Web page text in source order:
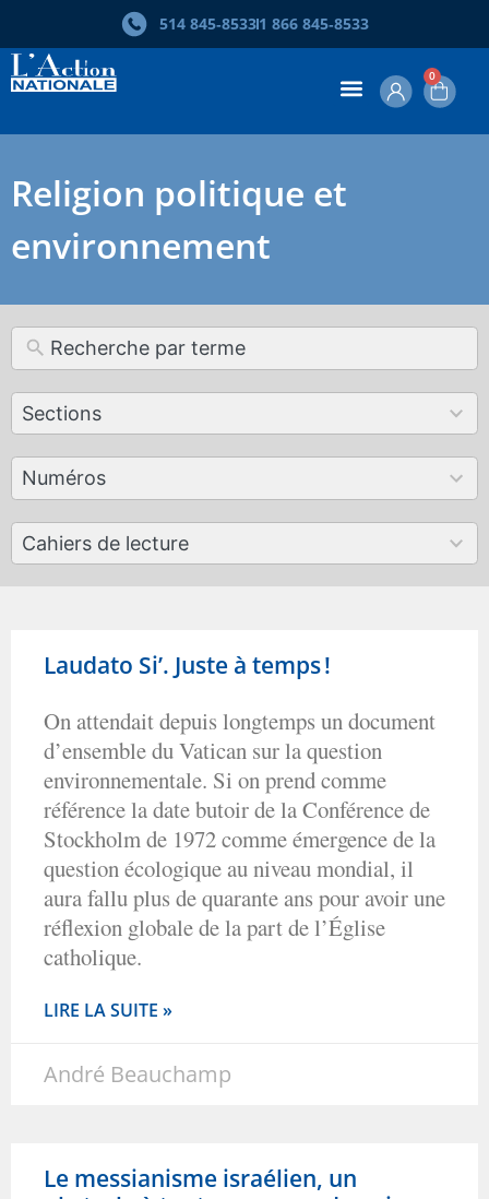
514 845‑85331 866 845‑8533
0
Religion politique et
environnement
Sections
12
results
Numéros
179
results
Cahiers de lecture
50
results
Laudato Si’. Juste à temps !
On attendait depuis longtemps un document
d’ensemble du Vatican sur la question
environnementale. Si on prend comme
référence la date butoir de la Conférence de
Stockholm de 1972 comme émergence de la
question écologique au niveau mondial, il
aura fallu plus de quarante ans pour avoir une
réflexion globale de la part de l’Église
catholique.
LIRE LA SUITE »
André Beauchamp
Le messianisme israélien, un